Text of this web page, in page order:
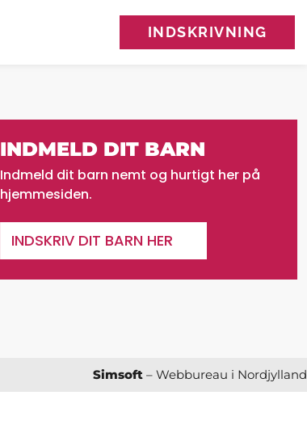
INDSKRIVNING
INDMELD DIT BARN
Indmeld dit barn nemt og hurtigt her på
hjemmesiden.
INDSKRIV DIT BARN HER
Simsoft – Webbureau i Nordjylland